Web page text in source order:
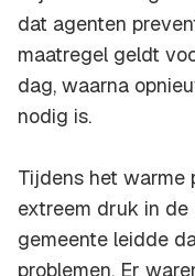
dat agenten
maatregel geldt
dag, waarna
nodig is.
Tijdens het warme
extreem druk in de
gemeente leidde
problemen. Er